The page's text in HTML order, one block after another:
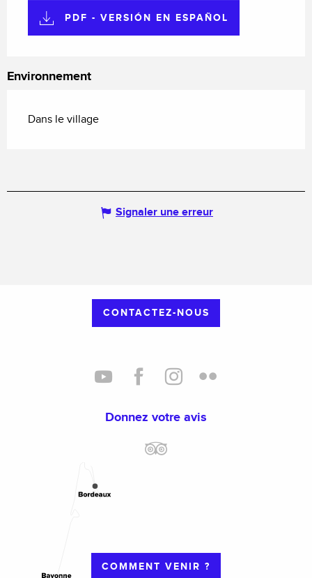
PDF - VERSIÓN EN ESPAÑOL
Environnement
Dans le village
Signaler une erreur
CONTACTEZ-NOUS
Donnez votre avis
COMMENT VENIR ?